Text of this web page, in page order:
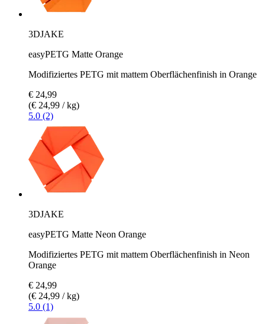
3DJAKE
easyPETG Matte Orange
Modifiziertes PETG mit mattem Oberflächenfinish in Orange
€ 24,99
(€ 24,99 / kg)
5.0 (2)
3DJAKE
easyPETG Matte Neon Orange
Modifiziertes PETG mit mattem Oberflächenfinish in Neon
Orange
€ 24,99
(€ 24,99 / kg)
5.0 (1)